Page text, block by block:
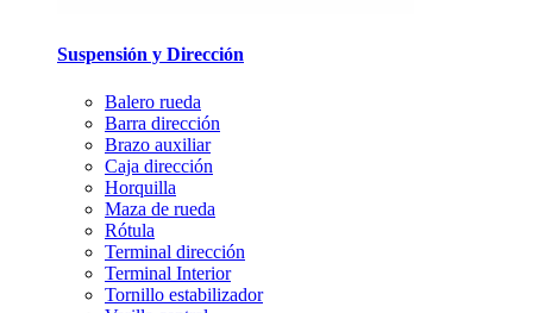
Suspensión y Dirección
Balero rueda
Barra dirección
Brazo auxiliar
Caja dirección
Horquilla
Maza de rueda
Rótula
Terminal dirección
Terminal Interior
Tornillo estabilizador